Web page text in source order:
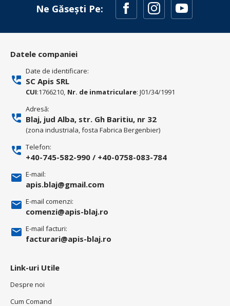
Ne Găsești Pe:
Datele companiei
Date de identificare:
SC Apis SRL
CUI:1766210, Nr. de inmatriculare: J01/34/1991
Adresă:
Blaj, jud Alba, str. Gh Baritiu, nr 32
(zona industriala, fosta Fabrica Bergenbier)
Telefon:
+40-745-582-990 / +40-0758-083-784
E-mail:
apis.blaj@gmail.com
E-mail comenzi:
comenzi@apis-blaj.ro
E-mail facturi:
facturari@apis-blaj.ro
Link-uri Utile
Despre noi
Cum Comand